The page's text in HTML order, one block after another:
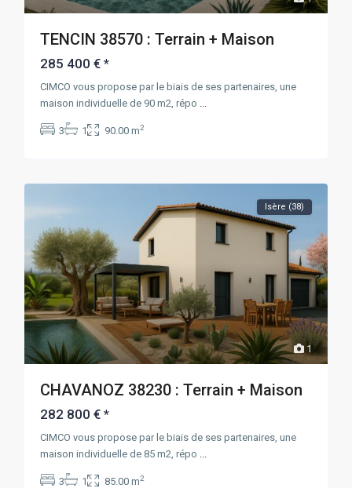
TENCIN 38570 : Terrain + Maison
285 400 €*
CIMCO vous propose par le biais de ses partenaires, une
maison individuelle de 90 m2, répo
3 1 90.00 m2
1
Isère (38)
CHAVANOZ 38230 : Terrain + Maison
282 800 €*
CIMCO vous propose par le biais de ses partenaires, une
maison individuelle de 85 m2, répo
3 1 85.00 m2